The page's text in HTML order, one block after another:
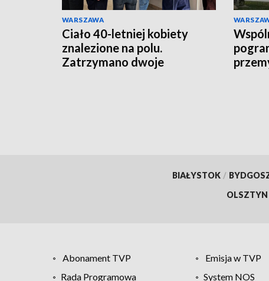
WARSZAWA
Ciało 40-letniej kobiety
znalezione na polu.
Zatrzymano dwoje
BIAŁYSTOK /
OLSZTYN
Abonament TVP Emisja w TVP
Rada Programowa
System NOS